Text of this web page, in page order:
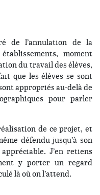
de l’annulation de la
moment
du travail des élèves,
que les élèves se sont
appropriés au-delà de
pour parler
de ce projet, et
défendu jusqu’à son
J’en retiens
y porter un regard
là où on l’attend.